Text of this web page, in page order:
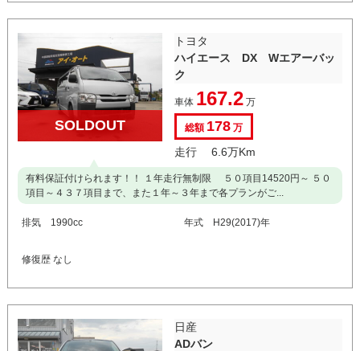
SOLDOUT
トヨタ
ハイエース DX Wエアーバッ
ク
車体 167.2万
総額 178万
走行 6.6万Km
有料保証付けられます！！ １年走行無制限 ５０項目14520円～ ５０
項目～４３７項目まで、また１年～３年まで各プランがご...
排気 1990cc 年式 H29(2017)年
修復歴 なし
日産
ADバン